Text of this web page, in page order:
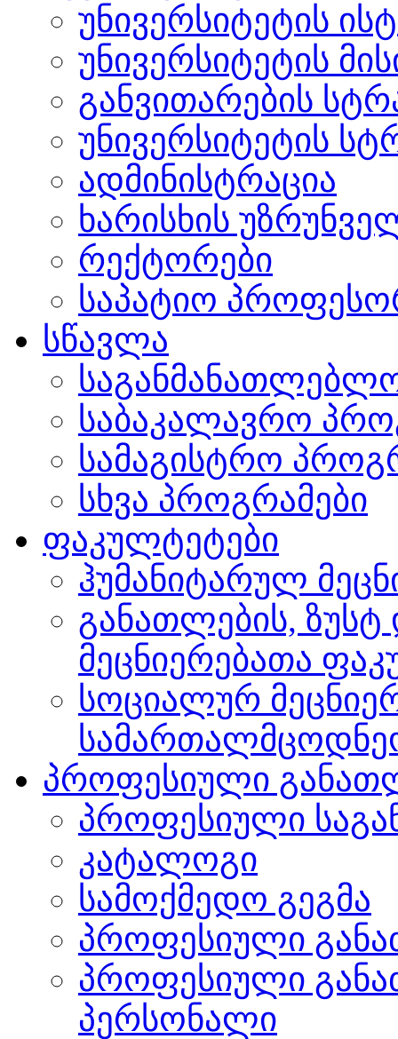
უნივერსიტეტის
უნივერსიტეტის
განვითარების
უნივერსიტეტის
ადმინისტრაცია
ხარისხის
რექტორები
საპატიო
სწავლა
საბაკალავრო
სამაგისტრო
სხვა პროგრამები
ფაკულტეტები
ჰუმანიტარულ
განათლების, ზუსტ
მეცნიერებათა
სოციალურ
პროფესიული
პროფესიული
კატალოგი
სამოქმედო გეგმა
პროფესიული
პროფესიული
პერსონალი